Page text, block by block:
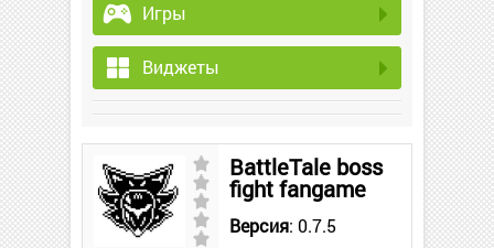
Игры
Виджеты
BattleTale boss
fight fangame
Версия: 0.7.5